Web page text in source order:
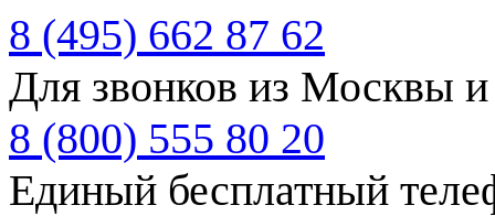
8 (495) 662 87 62
Для звонков из Москвы
8 (800) 555 80 20
Единый бесплатный